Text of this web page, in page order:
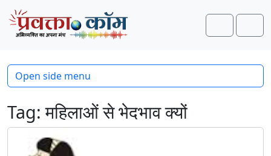
Skip to content
Skip to footer
Search
Tag:महिलाओं से भेदभाव क्यों
Open side menu